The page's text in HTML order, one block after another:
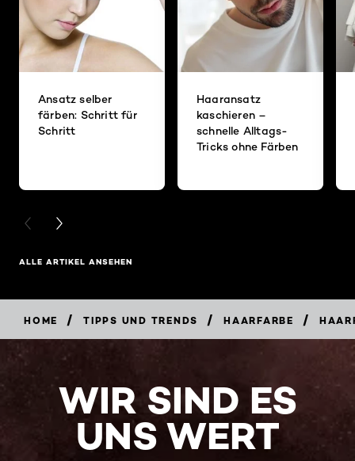
Ansatz selber
färben: Schritt für
Schritt
Haaransatz
kaschieren –
schnelle Alltags-
Tricks ohne Färben
PREVIOUS CARD
NEXT CARD
ALLE ARTIKEL ANSEHEN
HOME / TIPPS UND TRENDS / HAARFARBE /
WIR SIND ES
UNS WERT